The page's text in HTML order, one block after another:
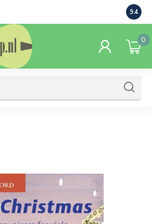
9.4
0